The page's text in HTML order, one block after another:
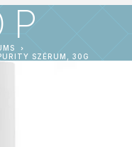
SZÉRUM, 30G